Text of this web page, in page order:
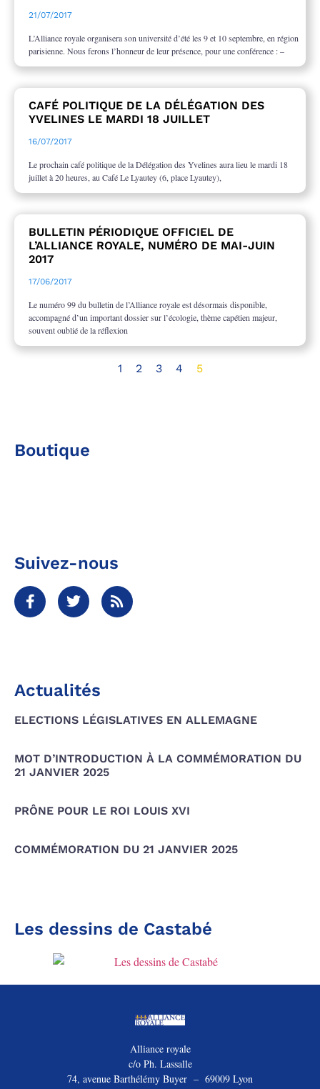
21/07/2017
L’Alliance royale organisera son université d’été les 9 et 10 septembre, en région
parisienne. Nous ferons l’honneur de leur présence, pour une conférence : –
CAFÉ POLITIQUE DE LA DÉLÉGATION DES
YVELINES LE MARDI 18 JUILLET
16/07/2017
Le prochain café politique de la Délégation des Yvelines aura lieu le mardi 18
juillet à 20 heures, au Café Le Lyautey (6, place Lyautey),
BULLETIN PÉRIODIQUE OFFICIEL DE
L’ALLIANCE ROYALE, NUMÉRO DE MAI-JUIN
2017
17/06/2017
Le numéro 99 du bulletin de l’Alliance royale est désormais disponible,
accompagné d’un important dossier sur l’écologie, thème capétien majeur,
souvent oublié de la réflexion
1 2 3 4 5
Boutique
Suivez-nous
Actualités
ELECTIONS LÉGISLATIVES EN ALLEMAGNE
MOT D’INTRODUCTION À LA COMMÉMORATION DU
21 JANVIER 2025
PRÔNE POUR LE ROI LOUIS XVI
COMMÉMORATION DU 21 JANVIER 2025
Les dessins de Castabé
Alliance royale
c/o Ph. Lassalle
74, avenue Barthélémy Buyer – 69009 Lyon